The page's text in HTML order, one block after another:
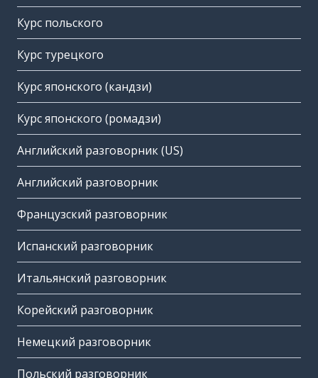
Курс польского
Курс турецкого
Курс японского (кандзи)
Курс японского (ромадзи)
Английский разговорник (US)
Английский разговорник
Французский разговорник
Испанский разговорник
Итальянский разговорник
Корейский разговорник
Немецкий разговорник
Польский разговорник